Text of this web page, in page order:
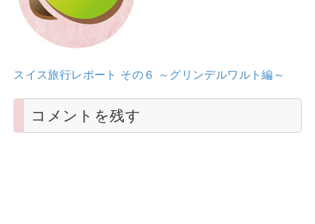
スイス旅行レポート その６ ～グリンデルワルト編～
コメントを残す